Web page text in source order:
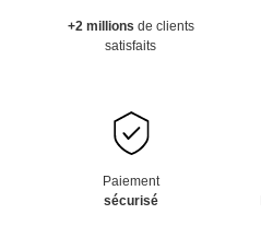
+2 millions de clients
satisfaits
Paiement
sécurisé